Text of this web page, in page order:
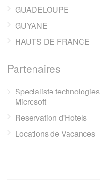
GUADELOUPE
GUYANE
HAUTS DE FRANCE
Partenaires
Specialiste technologies
Microsoft
Reservation d'Hotels
Locations de Vacances